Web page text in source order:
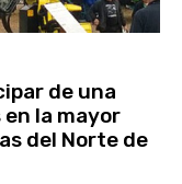
de una
la mayor
del Norte de